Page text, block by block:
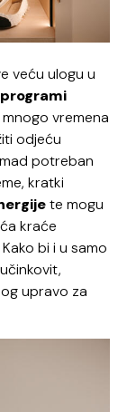
veću ulogu u
vremena
odjeću
potreban
kratki
te mogu
kraće
bi i u samo
upravo za